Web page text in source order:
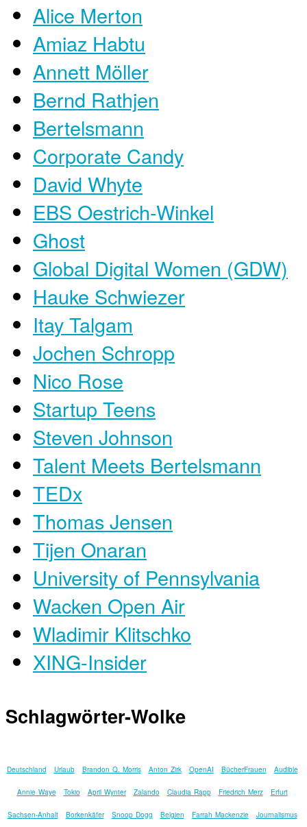
Alice Merton
Amiaz Habtu
Annett Möller
Bernd Rathjen
Bertelsmann
Corporate Candy
David Whyte
EBS Oestrich-Winkel
Ghost
Global Digital Women (GDW)
Hauke Schwiezer
Itay Talgam
Jochen Schropp
Nico Rose
Startup Teens
Steven Johnson
Talent Meets Bertelsmann
TEDx
Thomas Jensen
Tijen Onaran
University of Pennsylvania
Wacken Open Air
Wladimir Klitschko
XING-Insider
Schlagwörter-Wolke
Deutschland Urlaub Brandon Q. Morris Anton Zirk OpenAI BücherFrauen Audible
Annie Waye Tokio April Wynter Zalando Claudia Rapp Friedrich Merz Erfurt
Sachsen-Anhalt Borkenkäfer Snoop Dogg Belgien Farrah Mackenzie Journalismus